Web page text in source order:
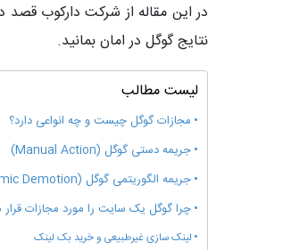
در این مقاله از شرکت دارکوب
نتایج گوگل در امان بمانید.
لیست مطالب
مجازات گوگل چیست و چه انواعی دارد؟
جریمه دستی گوگل (Manual Action)
جریمه الگوریتمی گوگل (Algorithmic Demotion)
چرا گوگل یک سایت را مورد مجازات
لینک‌ سازی غیرطبیعی و خرید بک لینک